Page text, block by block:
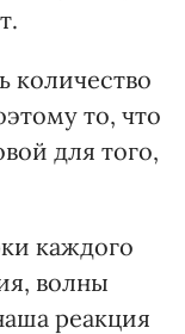
количество
то, что
для того,
каждого
волны
реакция